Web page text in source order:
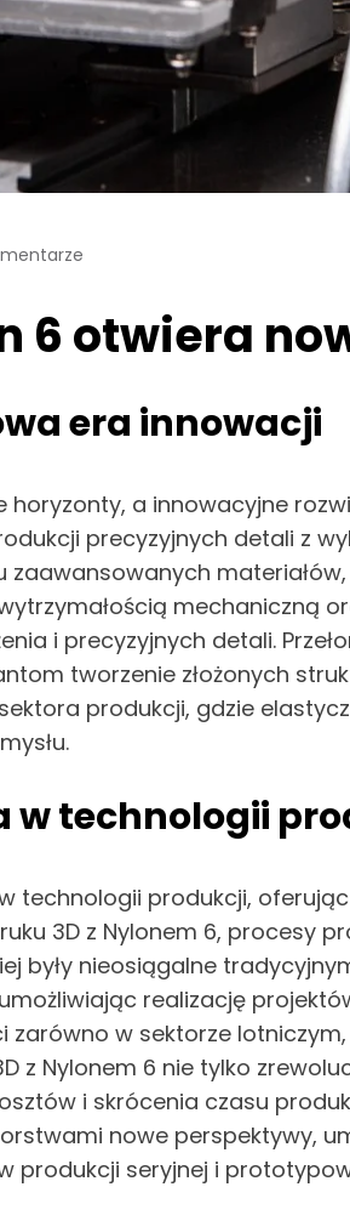
6 otwiera
era innowacji
horyzonty, a innowacyjne
precyzyjnych detali z
mechaniczną
i precyzyjnych detali.
tworzenie złożonych
produkcji, gdzie
w technologii
technologii produkcji,
3D z Nylonem 6, procesy
były nieosiągalne
realizację
zarówno w sektorze
z Nylonem 6 nie tylko
i skrócenia czasu
nowe perspektywy,
produkcji seryjnej i